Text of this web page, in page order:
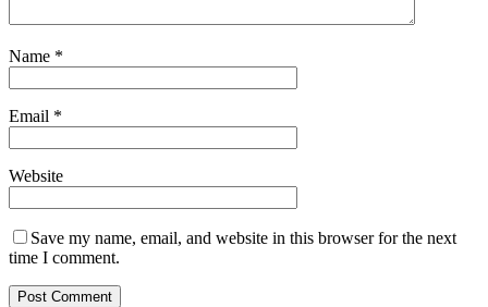
Name *
Email *
Website
Save my name, email, and website in this browser for the next
time I comment.